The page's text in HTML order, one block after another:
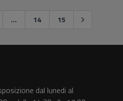
... 14 15
dal lunedi al